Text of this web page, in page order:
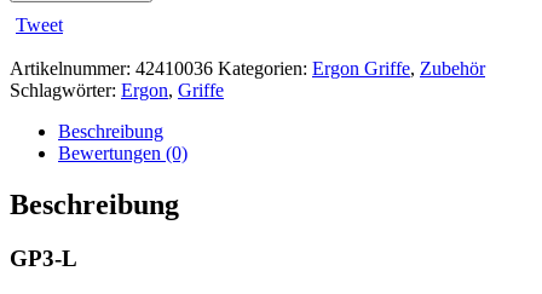
Tweet
Artikelnummer: 42410036 Kategorien: Ergon Griffe, Zubehör
Schlagwörter: Ergon, Griffe
Beschreibung
Bewertungen (0)
Beschreibung
GP3-L